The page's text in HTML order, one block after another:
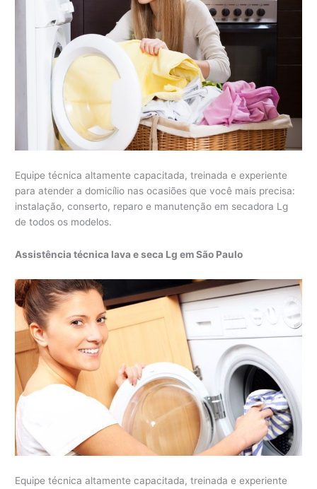
Equipe técnica altamente capacitada, treinada e experiente
para atender a domicílio nas ocasiões que você mais precisa:
instalação, conserto, reparo e manutenção em secadora Lg
de todos os modelos.
Assistência técnica lava e seca Lg em São Paulo
Equipe técnica altamente capacitada, treinada e experiente